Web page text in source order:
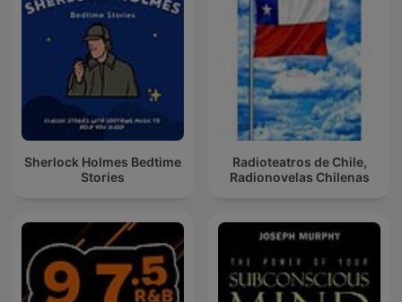
Sherlock Holmes Bedtime
Stories
Radioteatros de Chile,
Radionovelas Chilenas